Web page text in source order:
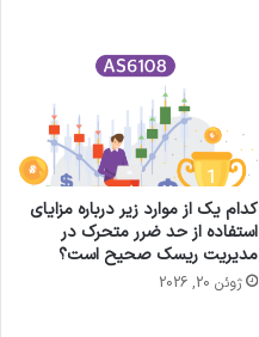
کدام‌ یک از موارد زیر درباره مزایای
استفاده از حد ضرر متحرک در
مدیریت ریسک صحیح است؟
ژوئن 20, 2026